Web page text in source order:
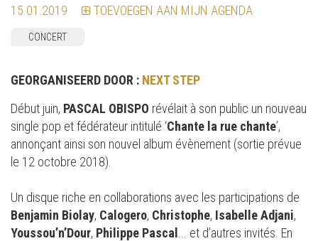
15.01.2019 TOEVOEGEN AAN MIJN AGENDA
CONCERT
GEORGANISEERD DOOR : NEXT STEP
Début juin, PASCAL OBISPO révélait à son public un nouveau
single pop et fédérateur intitulé ‘Chante la rue chante’,
annonçant ainsi son nouvel album évènement (sortie prévue
le 12 octobre 2018).
Un disque riche en collaborations avec les participations de
Benjamin Biolay, Calogero, Christophe, Isabelle Adjani,
Youssou’n’Dour, Philippe Pascal ... et d’autres invités. En